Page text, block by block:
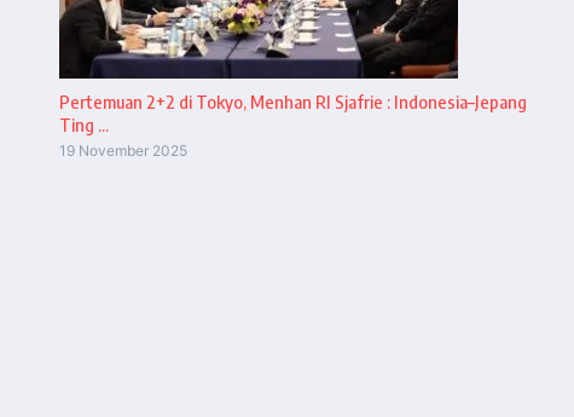
Pertemuan 2+2 di Tokyo, Menhan RI Sjafrie : Indonesia–Jepang
Ting ...
19 November 2025